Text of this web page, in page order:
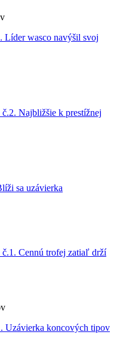
Líder wasco navýšil svoj
Najbližšie k prestížnej
sa uzávierka
Cennú trofej zatiaľ drží
Uzávierka koncových tipov